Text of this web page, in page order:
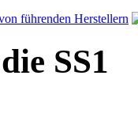
SS1